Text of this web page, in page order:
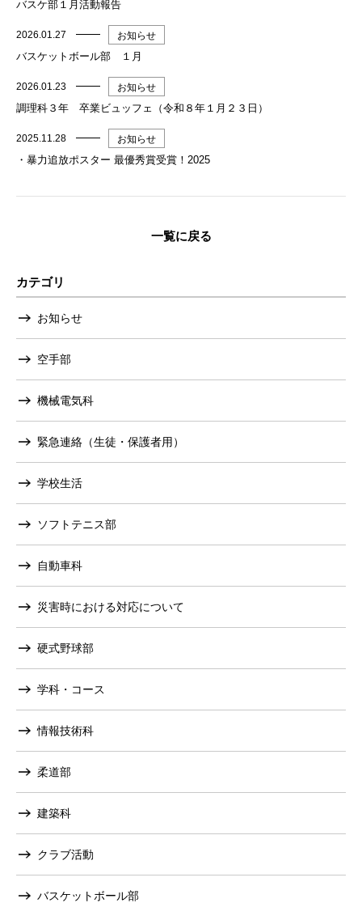
バスケ部１月活動報告
2026.01.27 お知らせ
バスケットボール部 １月
2026.01.23 お知らせ
調理科３年 卒業ビュッフェ（令和８年１月２３日）
2025.11.28 お知らせ
・暴力追放ポスター 最優秀賞受賞！2025
一覧に戻る
カテゴリ
お知らせ
空手部
機械電気科
緊急連絡（生徒・保護者用）
学校生活
ソフトテニス部
自動車科
災害時における対応について
硬式野球部
学科・コース
情報技術科
柔道部
建築科
クラブ活動
バスケットボール部